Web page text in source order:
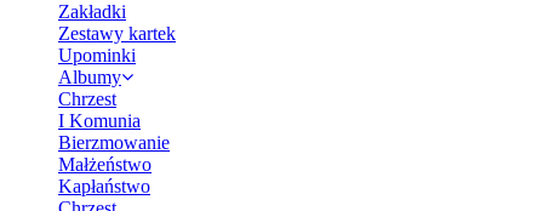
Zakładki
Zestawy kartek
Upominki
Albumy
Chrzest
I Komunia
Bierzmowanie
Małżeństwo
Kapłaństwo